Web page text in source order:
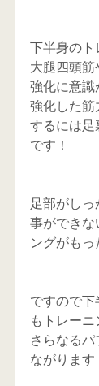
下半身のト
大腿四頭
強化に意識
強化した筋
するには足
です！
足部がし
事ができな
ングがもっ
ですので下
もトレーニ
さらなる
ながります